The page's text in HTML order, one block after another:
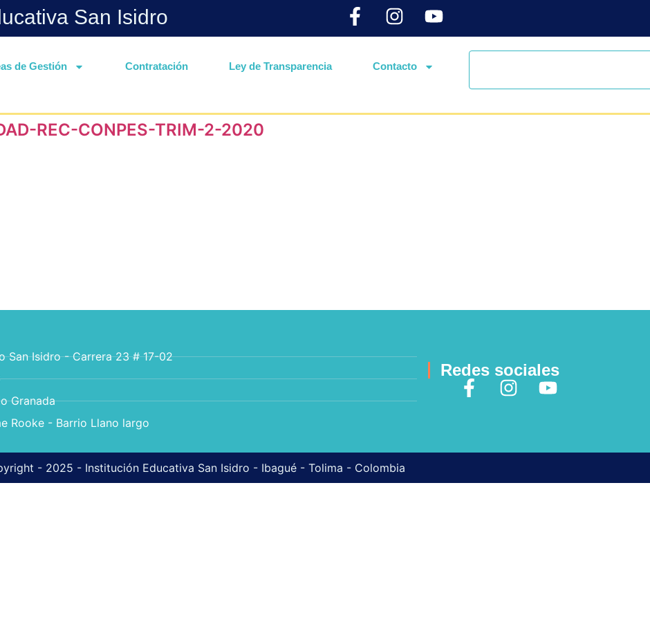
San Isidro
de Gestión Contratación Ley de Transparencia Contacto
REC-CONPES-TRIM-2-2020
San Isidro - Carrera 23 # 17-02
Granada
Rooke - Barrio Llano largo
Redes sociales
- 2025 - Institución Educativa San Isidro - Ibagué - Tolima - Colombia